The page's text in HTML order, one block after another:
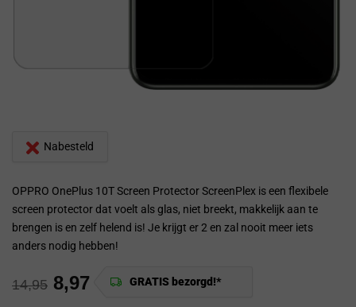
Nabesteld
OPPRO OnePlus 10T Screen Protector ScreenPlex is een flexibele
screen protector dat voelt als glas, niet breekt, makkelijk aan te
brengen is en zelf helend is! Je krijgt er 2 en zal nooit meer iets
anders nodig hebben!
GRATIS bezorgd!*
14,95 8,97